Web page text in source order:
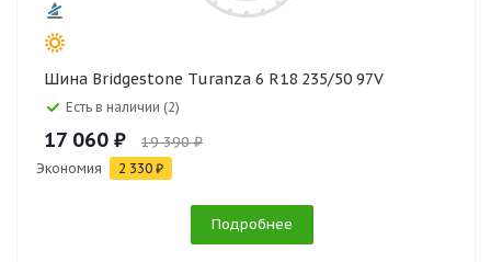
Шина Bridgestone Turanza 6 R18 235/50 97V
Есть в наличии (2)
17 060 ₽ 19 390 ₽
Экономия 2 330 ₽
Подробнее